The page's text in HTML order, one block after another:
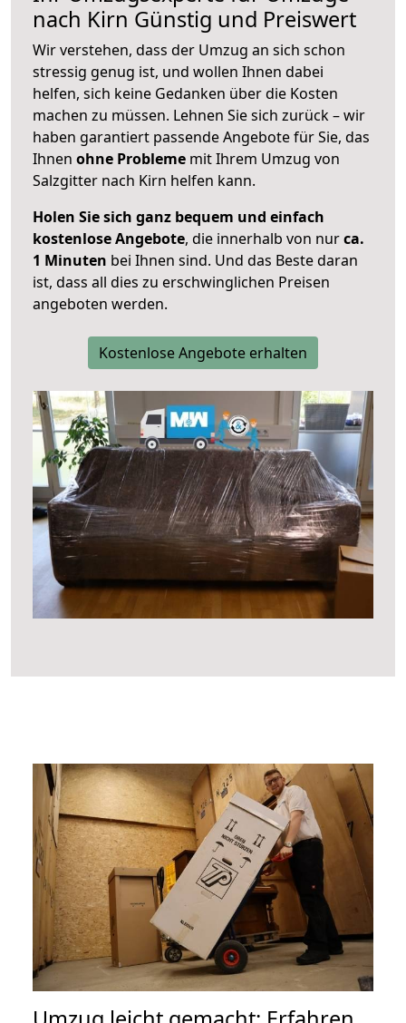
nach Kirn Günstig und Preiswert
Wir verstehen, dass der Umzug an sich schon
stressig genug ist, und wollen Ihnen dabei
helfen, sich keine Gedanken über die Kosten
machen zu müssen. Lehnen Sie sich zurück – wir
haben garantiert passende Angebote für Sie, das
Ihnen ohne Probleme mit Ihrem Umzug von
Salzgitter nach Kirn helfen kann.
Holen Sie sich ganz bequem und einfach
kostenlose Angebote, die innerhalb von nurca.
1 Minuten bei Ihnen sind. Und das Beste daran
ist, dass all dies zu erschwinglichen Preisen
angeboten werden.
Kostenlose Angebote erhalten